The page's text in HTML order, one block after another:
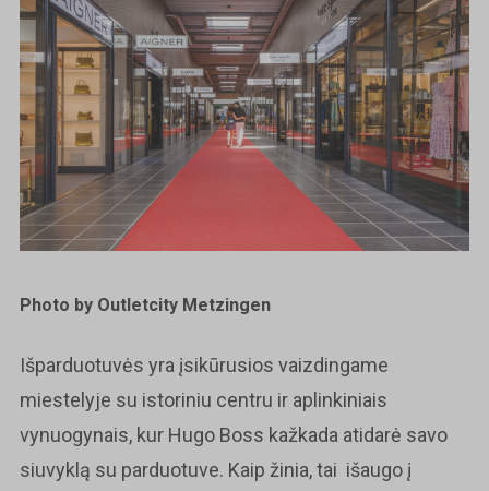
Photo by Outletcity Metzingen
Išparduotuvės yra įsikūrusios vaizdingame
miestelyje su istoriniu centru ir aplinkiniais
vynuogynais, kur Hugo Boss kažkada atidarė savo
siuvyklą su parduotuve. Kaip žinia, tai išaugo į